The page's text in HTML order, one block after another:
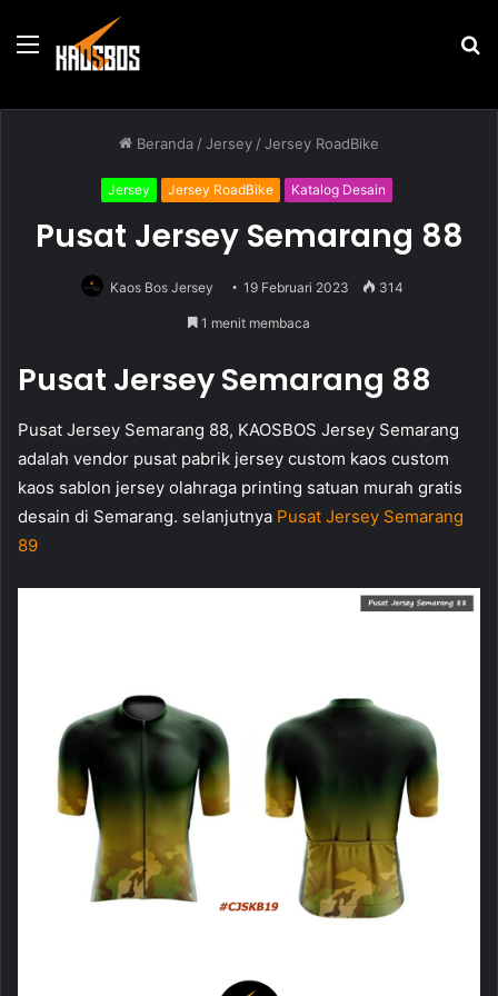
Menu
Beranda /Jersey /Jersey RoadBike
Jersey Jersey RoadBike Katalog Desain
Pusat Jersey Semarang 88
Kaos Bos Jersey 19 Februari 2023 314
1 menit membaca
Pusat Jersey Semarang 88
Pusat Jersey Semarang 88, KAOSBOS Jersey Semarang
adalah vendor pusat pabrik jersey custom kaos custom
kaos sablon jersey olahraga printing satuan murah gratis
desain di Semarang. selanjutnya Pusat Jersey Semarang
89